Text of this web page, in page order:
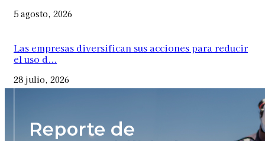
5 agosto, 2026
Las empresas diversifican sus acciones para reducir
el uso d...
28 julio, 2026